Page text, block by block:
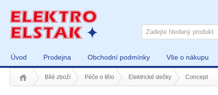
Úvod Prodejna Obchodní podmínky Vše o nákupu
Bílé zboží Péče o tělo Elektrické dečky Concept